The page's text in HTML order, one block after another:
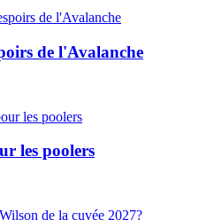
de l'Avalanche
les poolers